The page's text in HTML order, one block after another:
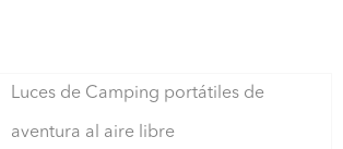
Luces de Camping portátiles de
aventura al aire libre